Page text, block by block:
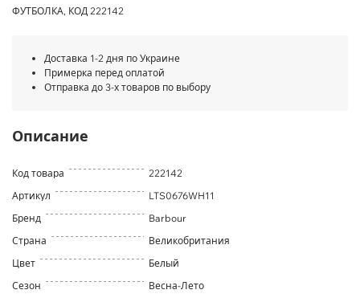
ФУТБОЛКА, КОД 222142
Доставка 1-2 дня по Украине
Примерка перед оплатой
Отправка до 3-х товаров по выбору
Описание
Код товара
222142
Артикул
LTS0676WH11
Бренд
Barbour
Страна
Великобритания
Цвет
Белый
Сезон
Весна-Лето